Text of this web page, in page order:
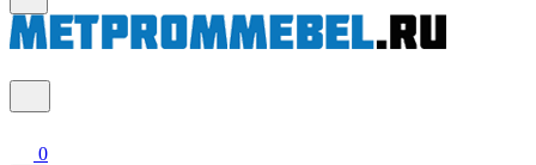
0